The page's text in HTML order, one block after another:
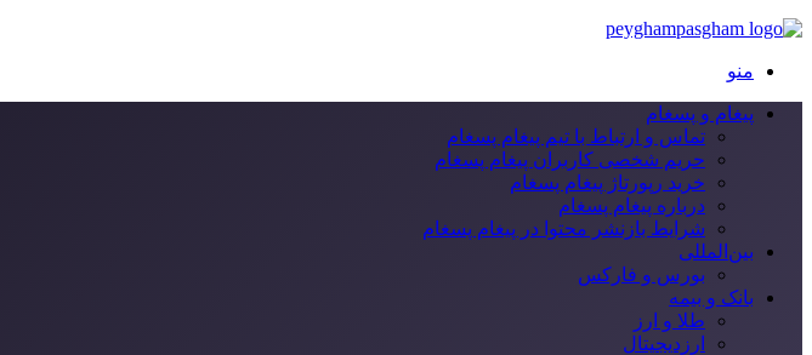
منو
پیغام و پسغام
تماس و ارتباط با تیم پیغام پسغام
حریم شخصی کاربران پیغام پسغام
خرید رپورتاژ پیغام پسغام
درباره پیغام پسغام
شرایط بازنشر محتوا در پیغام پسغام
بین‌المللی
بورس و فارکس
بانک و بیمه
طلا و ارز
ارزدیجیتال